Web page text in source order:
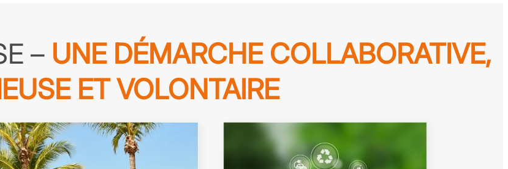
– UNE DÉMARCHE COLLABORATIVE,
ET VOLONTAIRE